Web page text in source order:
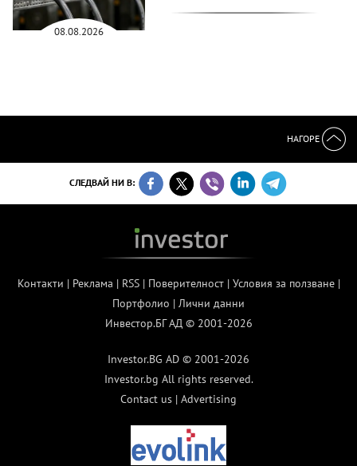
08.08.2026
НАГОРЕ
СЛЕДВАЙ НИ В:
Контакти | Реклама | RSS| Поверителност| Условия за ползване|
Портфолио | Лични данни
Инвестор.БГ АД © 2001-2026
Investor.BG AD © 2001-2026
Investor.bg All rights reserved.
Contact us | Advertising